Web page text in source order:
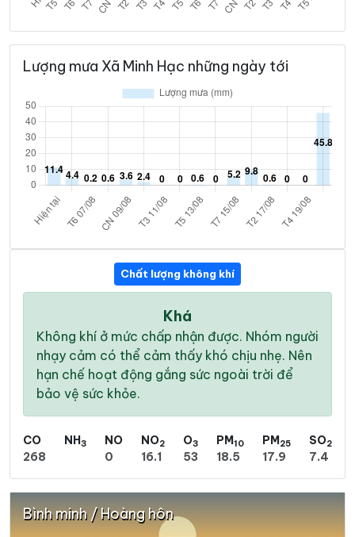
Lượng mưa Xã Minh Hạc những ngày tới
Chất lượng không khí
Khá
Không khí ở mức chấp nhận được. Nhóm người
nhạy cảm có thể cảm thấy khó chịu nhẹ. Nên
hạn chế hoạt động gắng sức ngoài trời để
bảo vệ sức khỏe.
CO
268
NH3
NO
0
NO2
16.1
O3
53
PM10
18.5
PM25
17.9
SO2
7.4
Bình minh / Hoàng hôn